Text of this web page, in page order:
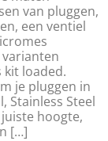
van pluggen,
een ventiel
kit loaded.
je pluggen in
Stainless Steel
hoogte,
[…]